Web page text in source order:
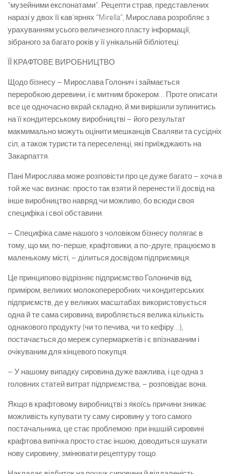
“музейними експонатами”. Рецепти страв, представлених
наразі у двох її кав’ярнях “Mirella”, Мирослава розробляє з
урахуванням усього величезного пласту інформації,
зібраного за багато років у її унікальній бібліотеці.
ЇЇ КРАФТОВЕ ВИРОБНИЦТВО
Щодо бізнесу – Мирослава Голонич і займається
переробкою деревини, і є митним брокером… Проте описати
все це одночасно вкрай складно, й ми вирішили зупинитись
на її кондитерському виробництві – його результат
макмимально можуть оцінити мешканців Сваляви та сусідніх
сіл, а також туристи та переселенці, які приїжджають на
Закарпаття.
Пані Мирослава може розповісти про це дуже багато – хоча в
той же час визнає: просто так взяти й перенести її досвід на
інше виробництво навряд чи можливо, бо всюди своя
специфіка і свої обставини.
– Специфіка саме нашого з чоловіком бізнесу полягає в
тому, що ми, по-перше, крафтовики, а по-друге, працюємо в
маленькому місті, – ділиться досвідом підприємиця.
Це принципово відрізняє підприємство Голоничів від,
приміром, великих молокопереробних чи кондитерських
підприємств, де у великих масштабах використовується
одна й те сама сировина, виробляється велика кількість
однакового продукту (чи то печива, чи то кефіру…),
постачається до мереж супермаркетів і є впізнаваним і
очікуваним для кінцевого покупця.
– У нашому випадку сировина дуже важлива, і це одна з
головних статей витрат підприємства, – розповідає вона.
Якщо в крафтовому виробництві з якоїсь причини зникає
можливість купувати ту саму сировину у того самого
постачальника, це стає проблемою: при іншшій сировині
крафтова випічка просто стає іншою, доводиться шукати
нову сировину, змінювати рецептуру тощо.